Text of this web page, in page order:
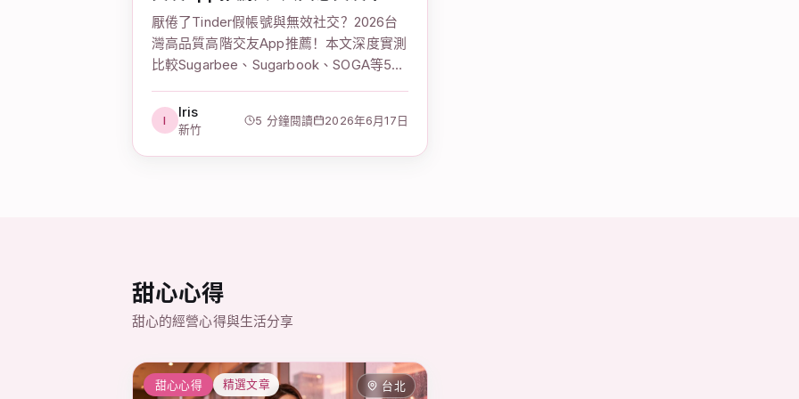
比較
厭倦了Tinder假帳號與無效社交？2026台
灣高品質高階交友App推薦！本文深度實測
比較Sugarbee、Sugarbook、SOGA等5大
交軟體台灣市場趨勢、國外菁英社交軟體
加入門檻，並分享兼顧名譽隱私的不露臉
I Iris
新竹
5 分鐘閱讀 2026年6月17日
甜心心得
甜心的經營心得與生活分享
甜心心得 精選文章 台北